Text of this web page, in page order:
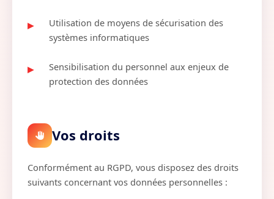
Utilisation de moyens de sécurisation des
systèmes informatiques
Sensibilisation du personnel aux enjeux de
protection des données
Vos droits
Conformément au RGPD, vous disposez des droits
suivants concernant vos données personnelles :